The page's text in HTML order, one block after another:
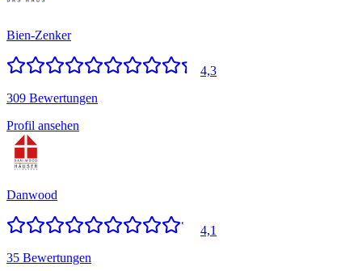
Bien-Zenker
4,3
309 Bewertungen
Profil ansehen
Danwood
4,1
35 Bewertungen